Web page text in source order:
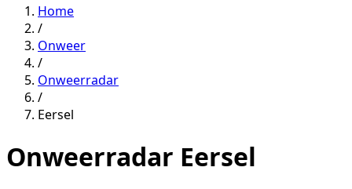
Home
/
Onweer
/
Onweerradar
/
Eersel
Onweerradar Eersel